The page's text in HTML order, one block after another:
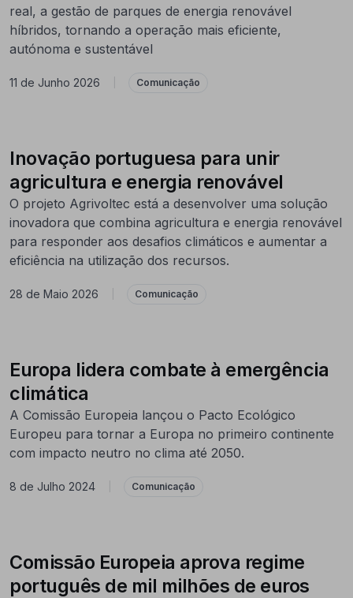
real, a gestão de parques de energia renovável
híbridos, tornando a operação mais eficiente,
autónoma e sustentável
11 de Junho 2026 Comunicação
Inovação portuguesa para unir
agricultura e energia renovável
O projeto Agrivoltec está a desenvolver uma solução
inovadora que combina agricultura e energia renovável
para responder aos desafios climáticos e aumentar a
eficiência na utilização dos recursos.
28 de Maio 2026 Comunicação
Europa lidera combate à emergência
climática
A Comissão Europeia lançou o Pacto Ecológico
Europeu para tornar a Europa no primeiro continente
com impacto neutro no clima até 2050.
8 de Julho 2024 Comunicação
Comissão Europeia aprova regime
português de mil milhões de euros